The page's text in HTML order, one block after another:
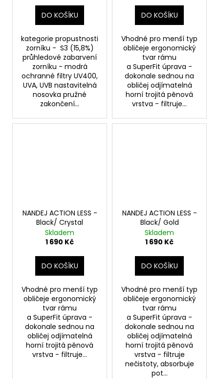
DO KOŠÍKU
kategorie propustnosti
zorníku - S3 (15,8%)
průhledové zabarvení
zorníku - modrá
ochranné filtry UV400,
UVA, UVB nastavitelná
nosovka pružné
zakončení...
DO KOŠÍKU
Vhodné pro menší typ
obličeje ergonomický
tvar rámu
a SuperFit úprava -
dokonale sednou na
obličej odjímatelná
horní trojitá pěnová
vrstva - filtruje...
NANDEJ ACTION LESS -
Black/ Crystal
Skladem
1 690 Kč
DO KOŠÍKU
Vhodné pro menší typ
obličeje ergonomický
tvar rámu
a SuperFit úprava -
dokonale sednou na
obličej odjímatelná
horní trojitá pěnová
vrstva - filtruje...
NANDEJ ACTION LESS -
Black/ Gold
Skladem
1 690 Kč
DO KOŠÍKU
Vhodné pro menší typ
obličeje ergonomický
tvar rámu
a SuperFit úprava -
dokonale sednou na
obličej odjímatelná
horní trojitá pěnová
vrstva - filtruje
nečistoty, absorbuje
pot...